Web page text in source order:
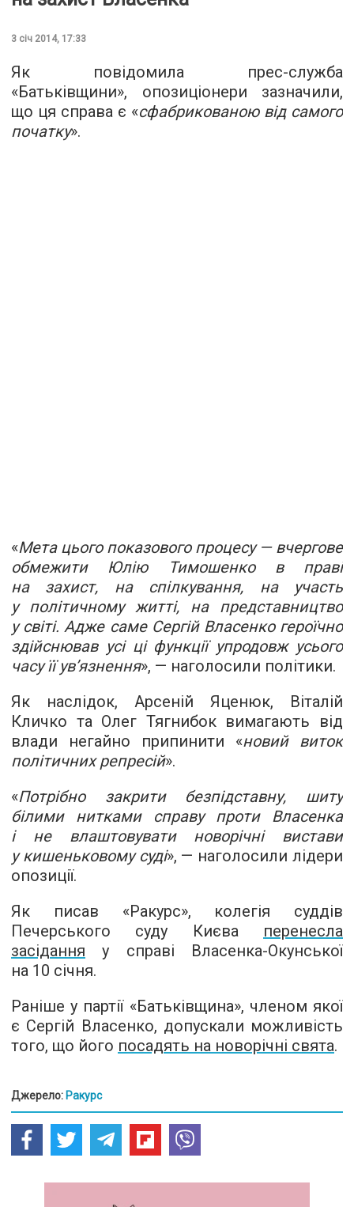
3 січ 2014, 17:33
Як повідомила прес-служба
«Батьківщини», опозиціонери зазначили,
що ця справа є «сфабрикованою від самого
початку».
«Мета цього показового процесу — вчергове
обмежити Юлію Тимошенко в праві
на захист, на спілкування, на участь
у політичному житті, на представництво
у світі. Адже саме Сергій Власенко героїчно
здійснював усі ці функції упродовж усього
часу її ув’язнення», — наголосили політики.
Як наслідок, Арсеній Яценюк, Віталій
Кличко та Олег Тягнибок вимагають від
влади негайно припинити «новий виток
політичних репресій».
«Потрібно закрити безпідставну, шиту
білими нитками справу проти Власенка
і не влаштовувати новорічні вистави
у кишеньковому суді», — наголосили лідери
опозиції.
Як писав «Ракурс», колегія суддів
Печерського суду Києва перенесла
засідання у справі Власенка-Окунської
на 10 січня.
Раніше у партії «Батьківщина», членом якої
є Сергій Власенко, допускали можливість
того, що його посадять на новорічні свята.
Джерело: Ракурс